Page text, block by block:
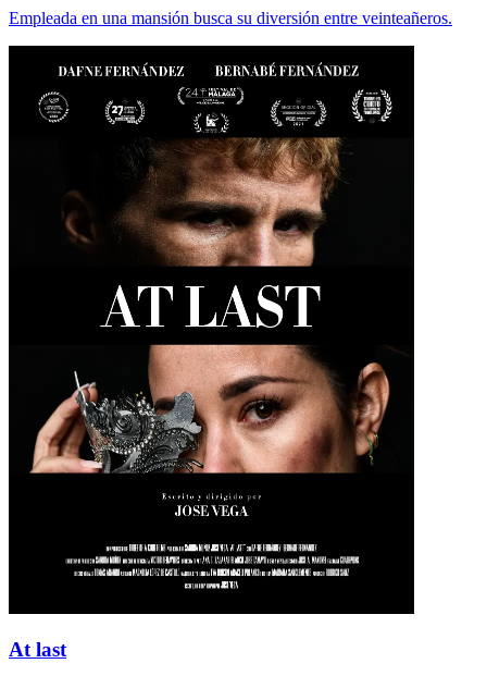
Empleada en una mansión busca su diversión entre veinteañeros.
At last